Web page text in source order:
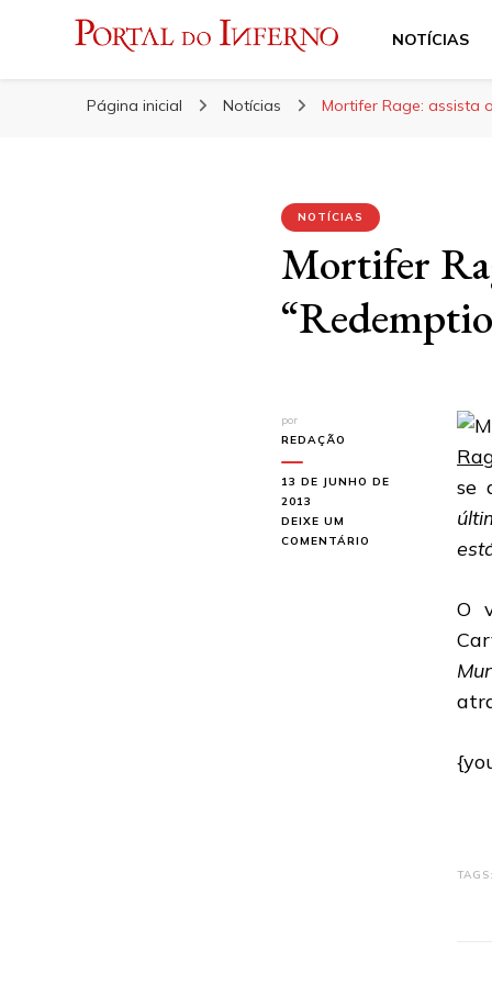
Portal do Inferno
NOTÍCIAS
Página inicial Notícias Mortifer Rage: assista
NOTÍCIAS
Mortifer
por
REDAÇÃO
13 DE JUNHO DE
2013
DEIXE UM
COMENTÁRIO
“REDEMPTION
se
O
TAGS: